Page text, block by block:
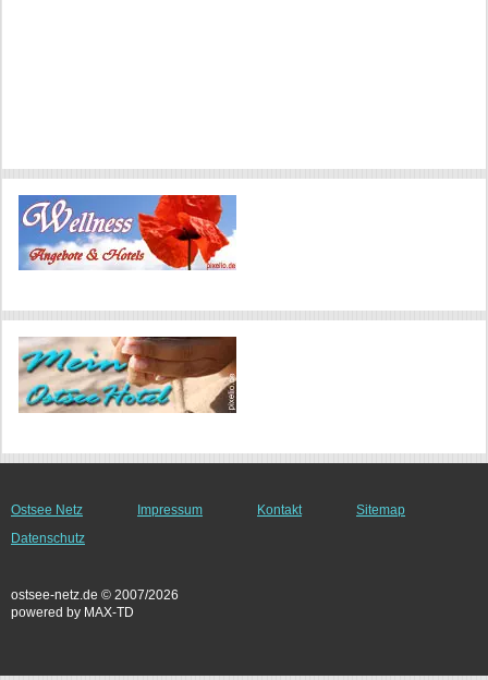
Ostsee Netz Impressum Kontakt
Sitemap
Datenschutz
ostsee-netz.de © 2007/2026
powered by MAX-TD